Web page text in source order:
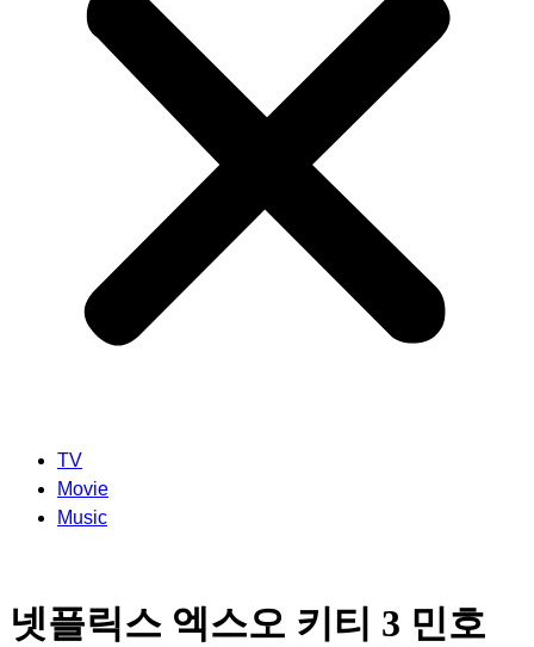
TV
Movie
Music
넷플릭스 엑스오 키티 3 민호